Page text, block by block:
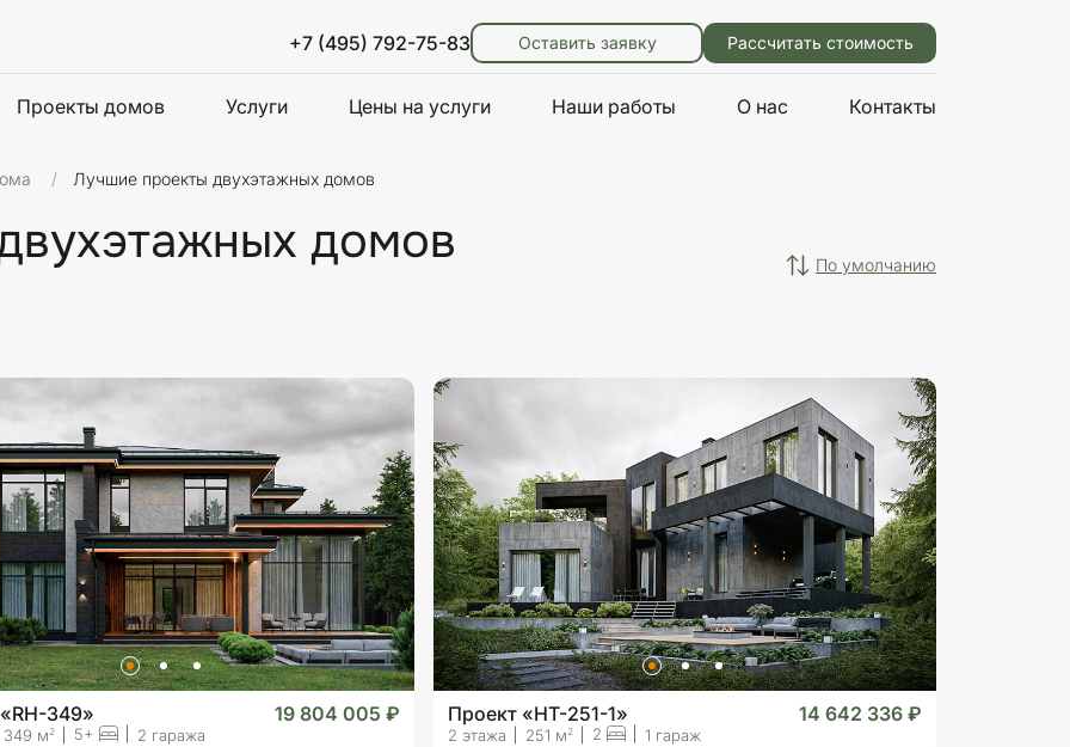
+7 (495) 792-75-83 Оставить заявку Рассчитать стоимость
Проекты домов Услуги Цены на услуги Наши работы О нас Контакты
Лучшие проекты двухэтажных домов
домов по умолчанию
349» 19 804 005 ₽
349 м2 5+ 2 гаража
Проект «HT-251-1» 14 642 336 ₽
2 этажа 251 м2 2 1 гараж